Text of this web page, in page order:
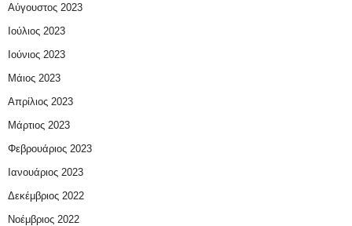
Αύγουστος 2023
Ιούλιος 2023
Ιούνιος 2023
Μάιος 2023
Απρίλιος 2023
Μάρτιος 2023
Φεβρουάριος 2023
Ιανουάριος 2023
Δεκέμβριος 2022
Νοέμβριος 2022